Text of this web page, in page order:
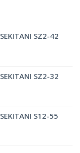
SZ2-42
SZ2-32
S12-55